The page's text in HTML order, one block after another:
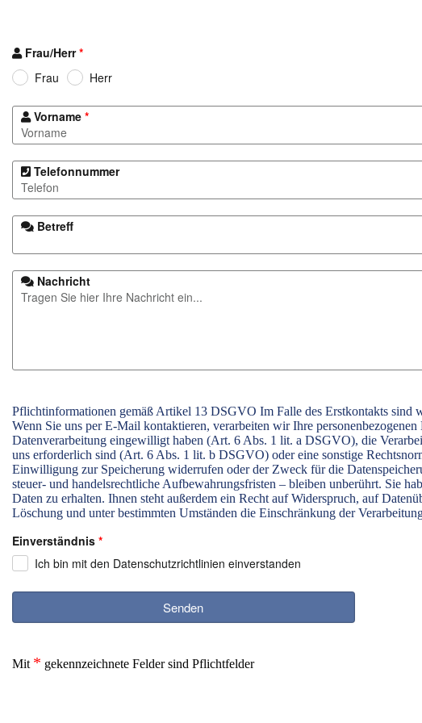
Frau/Herr*
Frau
Herr
Vorname *
Telefonnummer
Betreff
Nachricht
Pflichtinformationen gemäß Artikel 13 DSGVO Im Falle des Erstkontakts
Wenn Sie uns per E-Mail kontaktieren, verarbeiten wir Ihre
Datenverarbeitung eingewilligt haben (Art. 6 Abs. 1 lit. a DSGVO), die
uns erforderlich sind (Art. 6 Abs. 1 lit. b DSGVO) oder eine sonstige
Einwilligung zur Speicherung widerrufen oder der Zweck für die
steuer- und handelsrechtliche Aufbewahrungsfristen – bleiben unberührt. Sie
Daten zu erhalten. Ihnen steht außerdem ein Recht auf Widerspruch, auf
Löschung und unter bestimmten Umständen die Einschränkung der
Einverständnis *
Ich bin mit den Datenschutzrichtlinien einverstanden
Senden
Mit * gekennzeichnete Felder sind Pflichtfelder